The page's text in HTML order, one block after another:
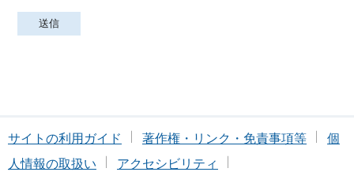
サイトの利用ガイド 著作権・リンク・免責事項等
個
人情報の取扱い
アクセシビリティ